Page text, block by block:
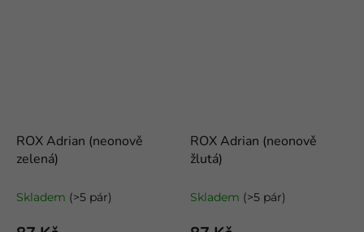
ROX Adrian (neonově
zelená)
Skladem (>5 pár)
ROX Adrian (neonově
žlutá)
Skladem (>5 pár)